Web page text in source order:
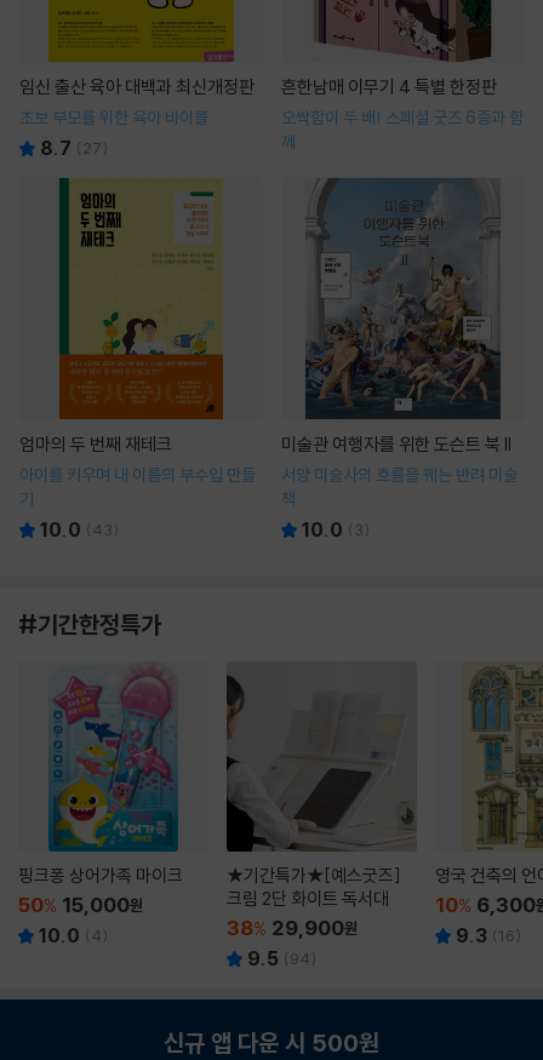
임신 출산 육아 대백과 최신개정판
초보 부모를 위한 육아 바이블
8.7 ( 27)
흔한남매 이무기 4 특별 한정판
오싹함이 두 배! 스페셜 굿즈 6종과 함
께
엄마의 두 번째 재테크
아이를 키우며 내 이름의 부수입 만들
기
10.0 (43)
미술관 여행자를 위한 도슨트 북 II
서양 미술사의 흐름을 꿰는 반려 미술
책
10.0 ( 3)
#기간한정특가
핑크퐁 상어가족 마이크
50% 15,000원
10.0 (4)
★기간특가★[예스굿즈]
크림 2단 화이트 독서대
38% 29,900원
9.5 (94)
영국 건축의 언
10% 6,300
9.3 (16)
신규 앱 다운 시 500원